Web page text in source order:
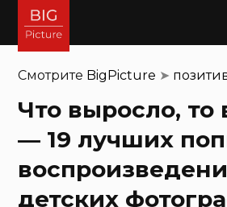
Смотрите BigPicture ➤
Что выросло, то
— 19 лучших
детских